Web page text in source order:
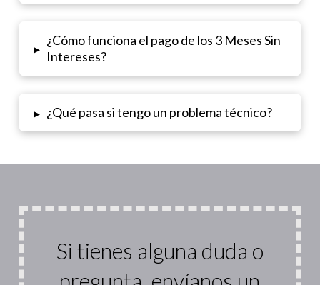
▸
¿Cómo funciona el pago de los 3 Meses Sin
Intereses?
▸ ¿Qué pasa si tengo un problema técnico?
Si tienes alguna duda o